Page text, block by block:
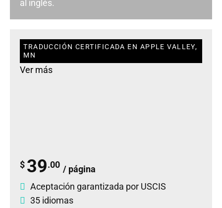
al inglés.
TRADUCCIÓN CERTIFICADA EN APPLE VALLEY,
MN
Ver más
$ 39.00 / página
Aceptación garantizada por USCIS
35 idiomas